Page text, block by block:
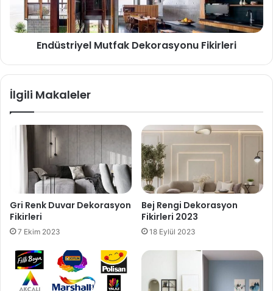
Endüstriyel Mutfak Dekorasyonu Fikirleri
İlgili Makaleler
Gri Renk Duvar Dekorasyon
Fikirleri
7 Ekim 2023
Bej Rengi Dekorasyon
Fikirleri 2023
18 Eylül 2023